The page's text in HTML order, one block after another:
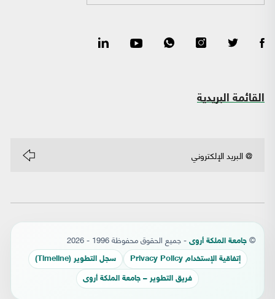
القائمة البريدية
© جامعة الملكة أروى - جميع الحقوق محفوظة 1996 - 2026
إتفاقية الإستخدام Privacy Policy سجل التطوير (Timeline)
فريق التطوير – جامعة الملكة أروى